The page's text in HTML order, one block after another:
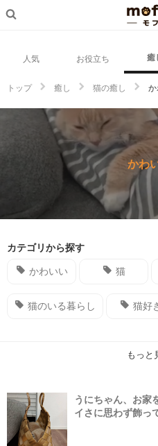
人気 お役立ち 癒
トップ 癒し 猫の癒し
かわ
カテゴリから探す
かわいい
猫
猫のいる暮らし 猫好
もっと
うにちゃん、お家
イさに思わず飾っ